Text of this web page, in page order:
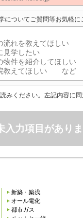
についてご質問等お気軽に
みください。左記内容に
入力項目があり
新築・築浅
オール電化
都市ガス